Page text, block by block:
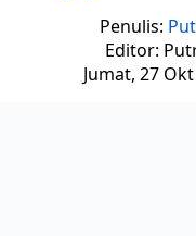
Penulis:
Editor:
Jumat, 27